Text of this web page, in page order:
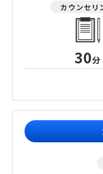
カウンセリ
30分